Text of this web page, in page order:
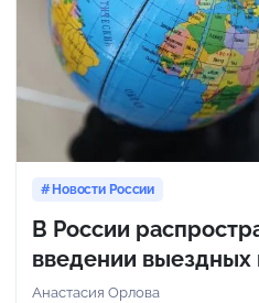
Новости России
В России
введении выездных
Анастасия Орлова